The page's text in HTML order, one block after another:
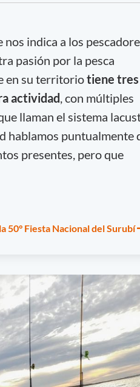
indica a los
pasión por la pesca
en su territoriotiene tres
actividad , con múltiples
llaman el sistema
hablamos puntualmente
presentes, pero que
50° Fiesta Nacional del Surubí